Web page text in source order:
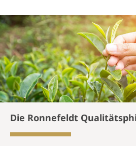
Die Ronnefeldt